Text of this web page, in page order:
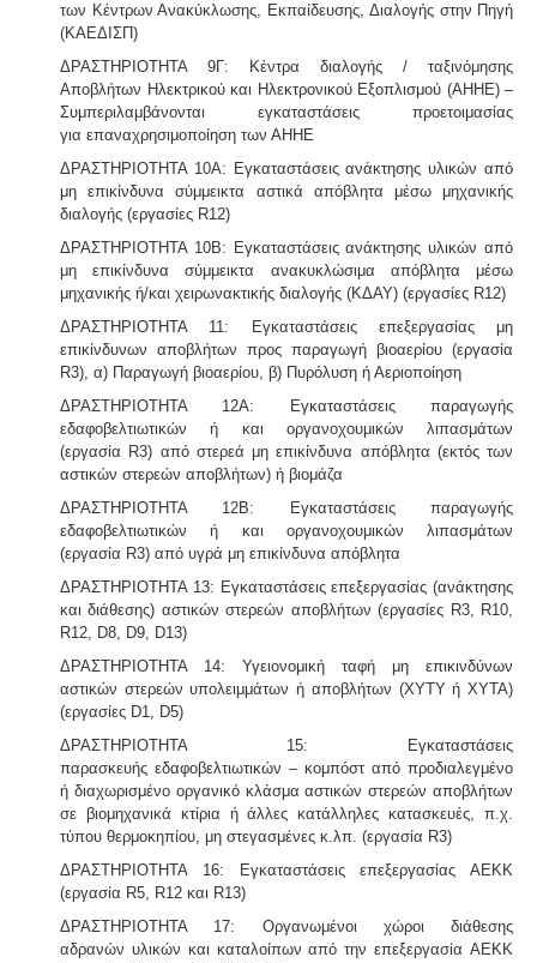
των Κέντρων Ανακύκλωσης, Εκπαίδευσης, Διαλογής στην Πηγή
(ΚΑΕΔΙΣΠ)
ΔΡΑΣΤΗΡΙΟΤΗΤΑ 9Γ: Κέντρα διαλογής / ταξινόμησης
Αποβλήτων Ηλεκτρικού και Ηλεκτρονικού Εξοπλισμού (ΑΗΗΕ) –
Συμπεριλαμβάνονται εγκαταστάσεις προετοιμασίας
για επαναχρησιμοποίηση των ΑΗΗΕ
ΔΡΑΣΤΗΡΙΟΤΗΤΑ 10Α: Εγκαταστάσεις ανάκτησης υλικών από
μη επικίνδυνα σύμμεικτα αστικά απόβλητα μέσω μηχανικής
διαλογής (εργασίες R12)
ΔΡΑΣΤΗΡΙΟΤΗΤΑ 10Β: Εγκαταστάσεις ανάκτησης υλικών από
μη επικίνδυνα σύμμεικτα ανακυκλώσιμα απόβλητα μέσω
μηχανικής ή/και χειρωνακτικής διαλογής (ΚΔΑΥ) (εργασίες R12)
ΔΡΑΣΤΗΡΙΟΤΗΤΑ 11: Εγκαταστάσεις επεξεργασίας μη
επικίνδυνων αποβλήτων προς παραγωγή βιοαερίου (εργασία
R3), α) Παραγωγή βιοαερίου, β) Πυρόλυση ή Αεριοποίηση
ΔΡΑΣΤΗΡΙΟΤΗΤΑ 12Α: Εγκαταστάσεις παραγωγής
εδαφοβελτιωτικών ή και οργανοχουμικών λιπασμάτων
(εργασία R3) από στερεά μη επικίνδυνα απόβλητα (εκτός των
αστικών στερεών αποβλήτων) ή βιομάζα
ΔΡΑΣΤΗΡΙΟΤΗΤΑ 12Β: Εγκαταστάσεις παραγωγής
εδαφοβελτιωτικών ή και οργανοχουμικών λιπασμάτων
(εργασία R3) από υγρά μη επικίνδυνα απόβλητα
ΔΡΑΣΤΗΡΙΟΤΗΤΑ 13: Εγκαταστάσεις επεξεργασίας (ανάκτησης
και διάθεσης) αστικών στερεών αποβλήτων (εργασίες R3, R10,
R12, D8, D9, D13)
ΔΡΑΣΤΗΡΙΟΤΗΤΑ 14: Υγειονομική ταφή μη επικινδύνων
αστικών στερεών υπολειμμάτων ή αποβλήτων (ΧΥΤΥ ή ΧΥΤΑ)
(εργασίες D1, D5)
ΔΡΑΣΤΗΡΙΟΤΗΤΑ 15: Εγκαταστάσεις
παρασκευής εδαφοβελτιωτικών – κομπόστ από προδιαλεγμένο
ή διαχωρισμένο οργανικό κλάσμα αστικών στερεών αποβλήτων
σε βιομηχανικά κτίρια ή άλλες κατάλληλες κατασκευές, π.χ.
τύπου θερμοκηπίου, μη στεγασμένες κ.λπ. (εργασία R3)
ΔΡΑΣΤΗΡΙΟΤΗΤΑ 16: Εγκαταστάσεις επεξεργασίας ΑΕΚΚ
(εργασία R5, R12 και R13)
ΔΡΑΣΤΗΡΙΟΤΗΤΑ 17: Οργανωμένοι χώροι διάθεσης
αδρανών υλικών και καταλοίπων από την επεξεργασία ΑΕΚΚ